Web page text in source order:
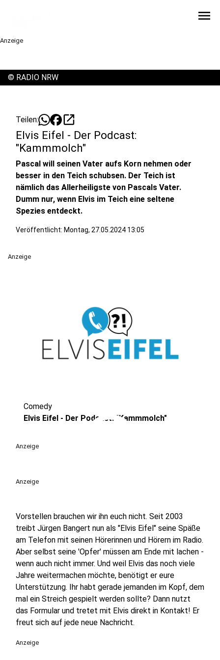
menu
Anzeige
© RADIO NRW
Teilen: open_in_new
Elvis Eifel - Der Podcast:
"Kammmolch"
Pascal will seinen Vater aufs Korn nehmen oder
besser in den Teich schubsen. Der Teich ist
nämlich das Allerheiligste von Pascals Vater.
Dumm nur, wenn Elvis im Teich eine seltene
Spezies entdeckt.
Veröffentlicht: Montag, 27.05.2024 13:05
Anzeige
play_circle
Comedy
Elvis Eifel - Der Podcast: "Kammmolch"
Anzeige
Anzeige
Vorstellen brauchen wir ihn euch nicht. Seit 2003
treibt Jürgen Bangert nun als "Elvis Eifel" seine Späße
am Telefon mit seinen Hörerinnen und Hörern im Radio.
Aber selbst seine 'Opfer' müssen am Ende mit lachen -
wenn auch nicht immer. Und weil Elvis das noch viele
Jahre weitermachen möchte, benötigt er eure
Unterstützung. Ihr habt gerade jemanden im Kopf, dem
mal ein Streich gespielt werden sollte? Dann nutzt
das Formular und tretet mit Elvis direkt in Kontakt! Er
freut sich auf jede neue Nachricht.
Anzeige